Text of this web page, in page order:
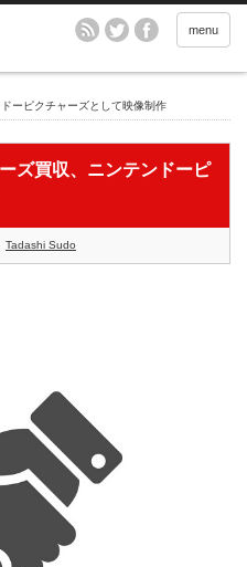
menu
ーピクチャーズとして映像制作
ズ買収、ニンテンドーピ
Tadashi Sudo